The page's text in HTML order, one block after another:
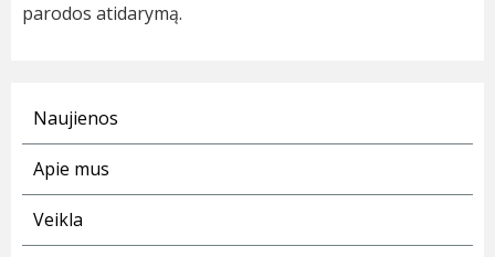
parodos atidarymą.
Naujienos
Apie mus
Veikla